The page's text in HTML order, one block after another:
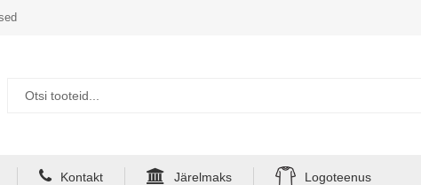
Kontakt Järelmaks Logoteenus